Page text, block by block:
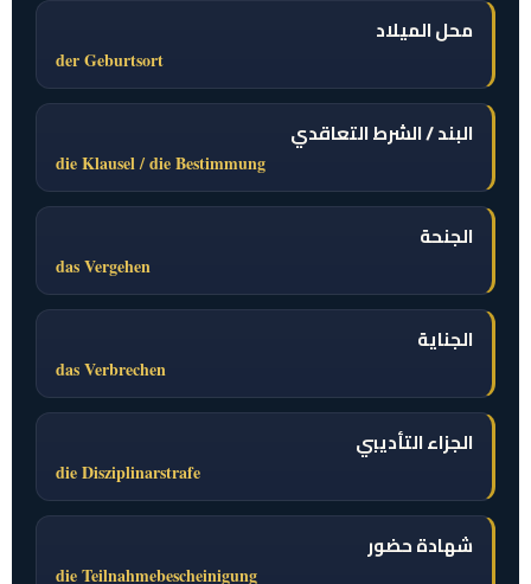
محل الميلاد
der Geburtsort
البند / الشرط التعاقدي
die Klausel / die Bestimmung
الجنحة
das Vergehen
الجناية
das Verbrechen
الجزاء التأديبي
die Disziplinarstrafe
شهادة حضور
die Teilnahmebescheinigung